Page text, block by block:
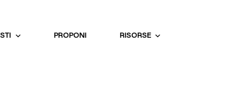
PROPONI RISORSE